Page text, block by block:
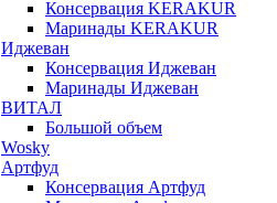
Консервация KERAKUR
Маринады KERAKUR
Иджеван
Консервация Иджеван
Маринады Иджеван
ВИТАЛ
Большой объем
Wosky
Артфуд
Консервация Артфуд